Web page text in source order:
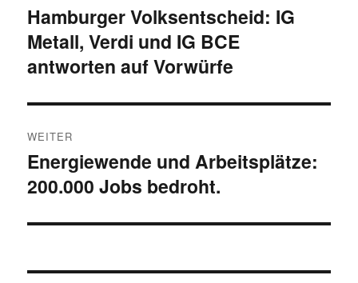
Vorheriger
Beitrag:
Hamburger Volksentscheid: IG
Metall, Verdi und IG BCE
antworten auf Vorwürfe
WEITER
Nächster
Beitrag:
Energiewende und Arbeitsplätze:
200.000 Jobs bedroht.